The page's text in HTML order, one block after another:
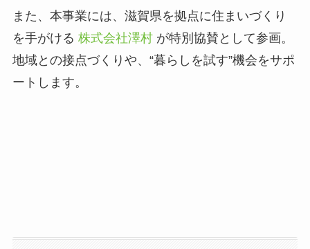
また、本事業には、滋賀県を拠点に住まいづくり
を手がける 株式会社澤村が特別協賛として参画。
地域との接点づくりや、“暮らしを試す”機会をサポ
ートします。